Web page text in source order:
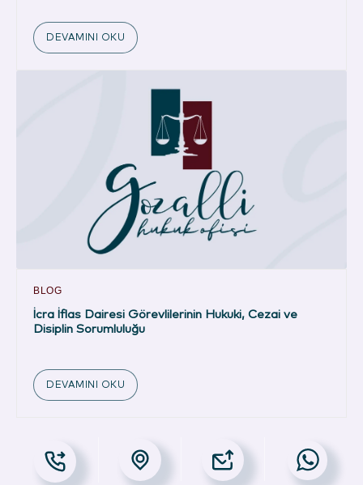
DEVAMINI OKU
BLOG
İcra İflas Dairesi Görevlilerinin Hukuki, Cezai ve
Disiplin Sorumluluğu
DEVAMINI OKU